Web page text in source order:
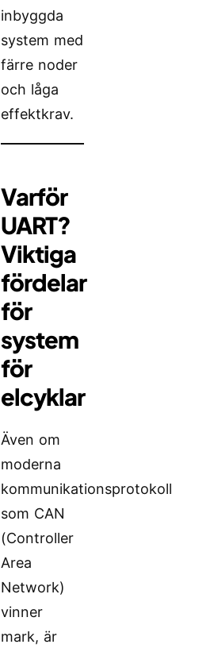
inbyggda
system med
färre noder
och låga
effektkrav.
Varför
UART?
Viktiga
fördelar
för
system
för
elcyklar
Även om
moderna
kommunikationsprotokoll
som CAN
(Controller
Area
Network)
vinner
mark, är